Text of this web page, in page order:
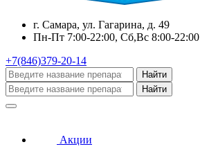
г. Самара, ул. Гагарина, д. 49
Пн-Пт 7:00-22:00, Сб,Вс 8:00-22:00
+7(846)379-20-14
Найти
Найти
Акции